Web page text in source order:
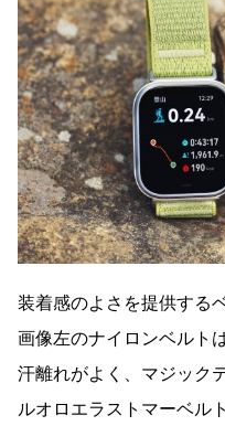
装着感のよさを提供する
画像左のナイロンベルト
汗離れがよく、マジック
ルオロエラストマーベル